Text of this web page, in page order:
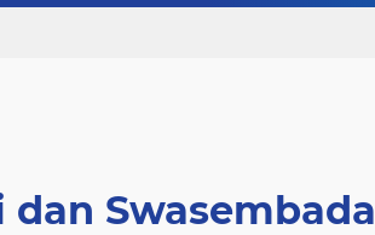
Swasembada